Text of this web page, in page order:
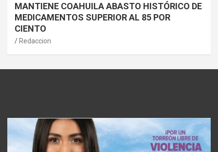
MANTIENE COAHUILA ABASTO HISTÓRICO DE
MEDICAMENTOS SUPERIOR AL 85 POR
CIENTO
Redaccion